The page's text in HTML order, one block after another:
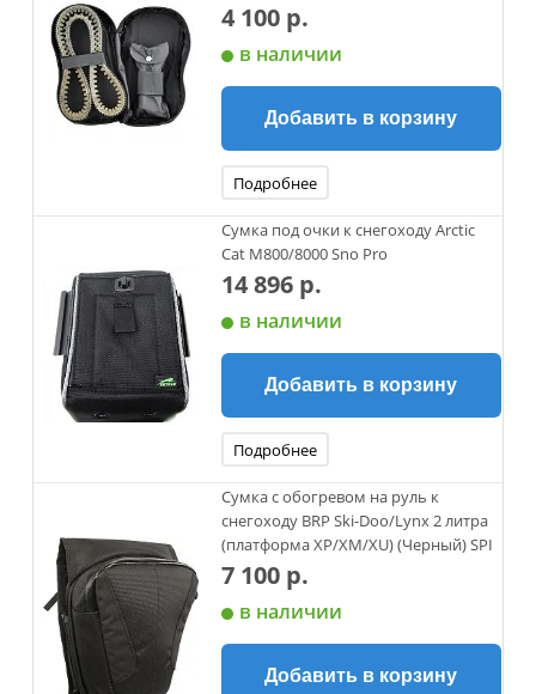
4 100 р.
в наличии
Добавить в корзину
Подробнее
Сумка под очки к снегоходу Arctic
Cat M800/8000 Sno Pro
14 896 р.
в наличии
Добавить в корзину
Подробнее
Сумка с обогревом на руль к
снегоходу BRP Ski-Doo/Lynx 2 литра
(платформа XP/XM/XU) (Черный) SPI
7 100 р.
в наличии
Добавить в корзину